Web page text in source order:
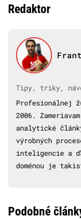
Redaktor
Tipy, triky,
Profesionálnej
2006.
analytické
výrobných
inteligencie a
doménou je
Podobné